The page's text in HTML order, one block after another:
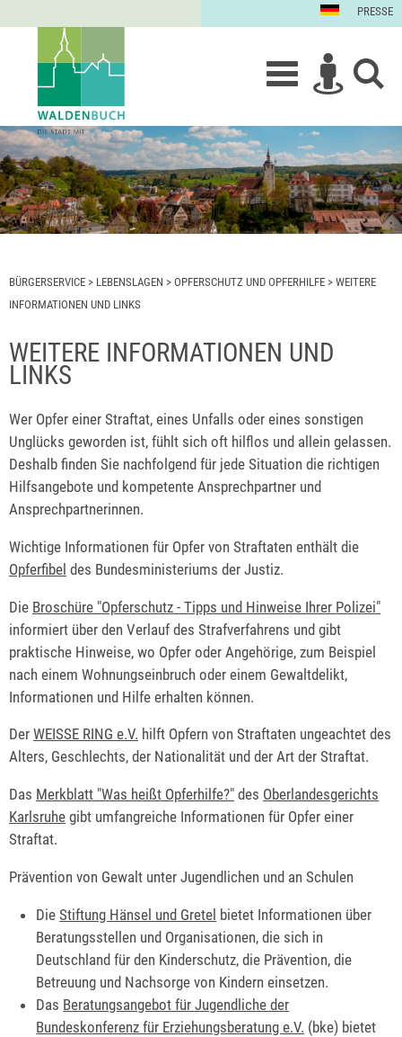
PRESSE
BÜRGERSERVICE > LEBENSLAGEN > OPFERSCHUTZ UND OPFERHILFE > WEITERE
INFORMATIONEN UND LINKS
WEITERE INFORMATIONEN UND
LINKS
Wer Opfer einer Straftat, eines Unfalls oder eines sonstigen
Unglücks geworden ist, fühlt sich oft hilflos und allein gelassen.
Deshalb finden Sie nachfolgend für jede Situation die richtigen
Hilfsangebote und kompetente Ansprechpartner und
Ansprechpartnerinnen.
Wichtige Informationen für Opfer von Straftaten enthält die
Opferfibel des Bundesministeriums der Justiz.
Die Broschüre "Opferschutz - Tipps und Hinweise Ihrer Polizei"
informiert über den Verlauf des Strafverfahrens und gibt
praktische Hinweise, wo Opfer oder Angehörige, zum Beispiel
nach einem Wohnungseinbruch oder einem Gewaltdelikt,
Informationen und Hilfe erhalten können.
Der WEISSE RING e.V. hilft Opfern von Straftaten ungeachtet des
Alters, Geschlechts, der Nationalität und der Art der Straftat.
Das Merkblatt "Was heißt Opferhilfe?" des Oberlandesgerichts
Karlsruhe gibt umfangreiche Informationen für Opfer einer
Straftat.
Prävention von Gewalt unter Jugendlichen und an Schulen
DieStiftung Hänsel und Gretel bietet Informationen über
Beratungsstellen und Organisationen, die sich in
Deutschland für den Kinderschutz, die Prävention, die
Betreuung und Nachsorge von Kindern einsetzen.
Das Beratungsangebot für Jugendliche der
Bundeskonferenz für Erziehungsberatung e.V. (bke) bietet